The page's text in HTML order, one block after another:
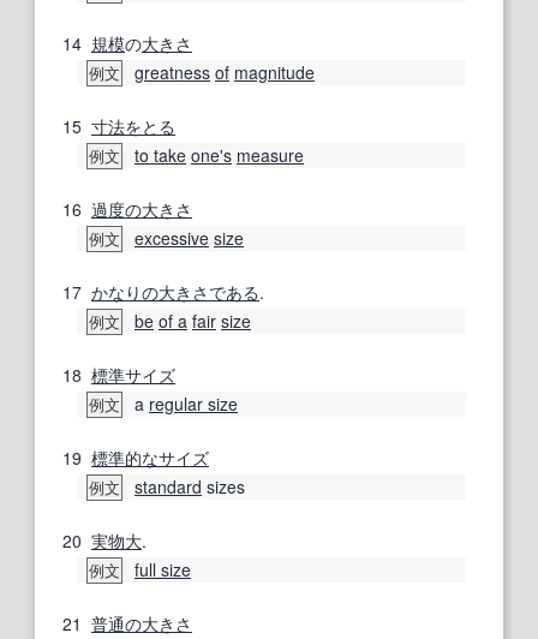
14 規模の大きさ
例文 greatness of magnitude
15 寸法をとる
例文 to take one's measure
16 過度の大きさ
例文 excessive size
17 かなりの大きさ である.
例文 be of a fair size
18 標準サイズ
例文 a regular size
19 標準的なサイズ
例文 standard sizes
20 実物大.
例文 full size
21 普通の大きさ